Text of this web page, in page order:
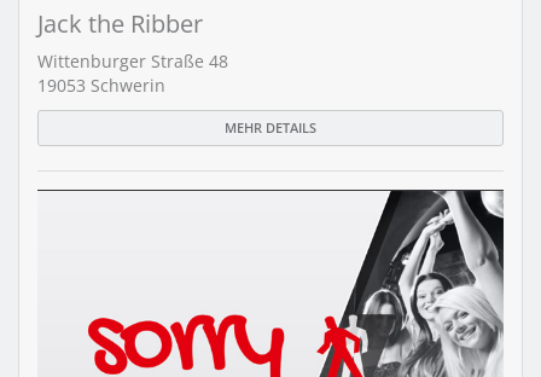
Jack the Ribber
Wittenburger Straße 48
19053 Schwerin
MEHR DETAILS